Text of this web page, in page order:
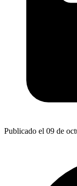
Publicado el 09 de